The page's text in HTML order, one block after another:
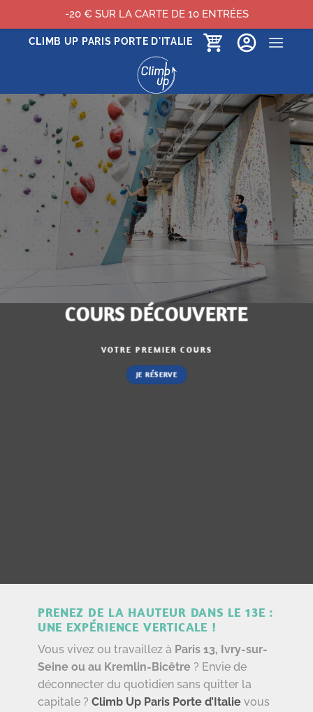
PasserCLIMB UP PARIS PORTE D'ITALIE
COURS DÉCOUVERTE
VOTRE PREMIER COURS
JE RÉSERVE
PRENEZ DE LA HAUTEUR DANS LE 13E :
UNE EXPÉRIENCE VERTICALE !
Vous vivez ou travaillez à Paris 13, Ivry-sur-
Seine ou au Kremlin-Bicêtre ? Envie de
déconnecter du quotidien sans quitter la
capitale ? Climb Up Paris Porte d’Italievous
-20 € SUR LA CARTE DE 10 ENTRÉES